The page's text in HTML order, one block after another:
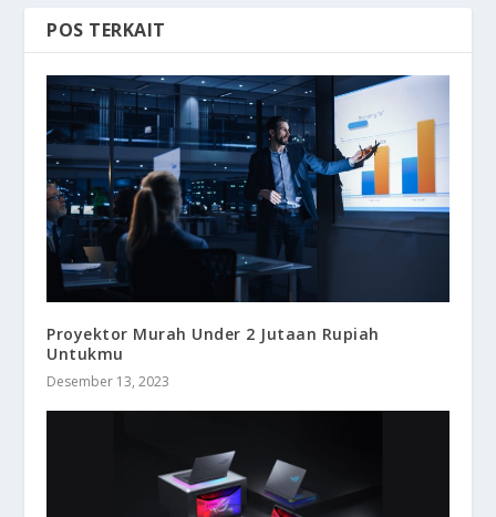
POS TERKAIT
Proyektor Murah Under 2 Jutaan Rupiah
Untukmu
Desember 13, 2023